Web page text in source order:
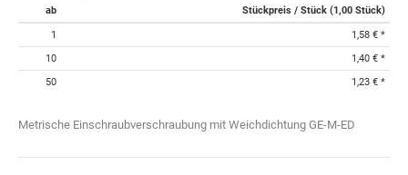
ab Stückpreis / Stück (1,00 Stück)
1 1,58 € *
10
1,40 € *
50
1,23 € *
Metrische Einschraubverschraubung mit Weichdichtung GE-M-ED